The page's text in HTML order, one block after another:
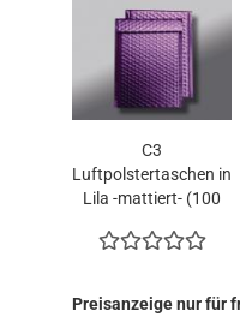
C3
Luftpolstertaschen in
Lila -mattiert- (100
Preisanzeige nur für